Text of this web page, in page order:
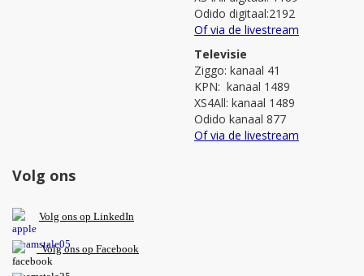
Odido digitaal:2192
Of via de livestream
Televisie
Ziggo: kanaal 41
KPN: kanaal 1489
XS4All: kanaal 1489
Odido kanaal 877
Of via de livestream
Volg ons
Volg ons op LinkedIn
Volg ons op Facebook